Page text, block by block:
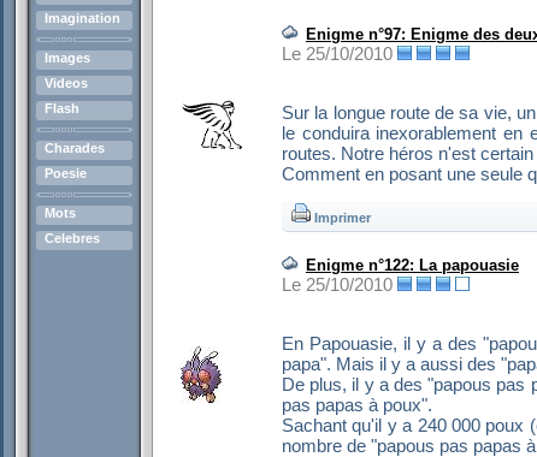
Imagination
Images
Videos
Flash
Charades
Poesie
Mots
Celebres
Enigme n°97: Enigme des
Le 25/10/2010
Sur la longue route de sa vie,
le conduira inexorablement
routes. Notre héros n'est
Comment en posant une seule
Imprimer
Enigme n°122: La papouasie
Le 25/10/2010
En Papouasie, il y a des
papa". Mais il y a aussi des
De plus, il y a des "papous pas
pas papas à poux".
Sachant qu'il y a 240 000 poux
nombre de "papous pas papas